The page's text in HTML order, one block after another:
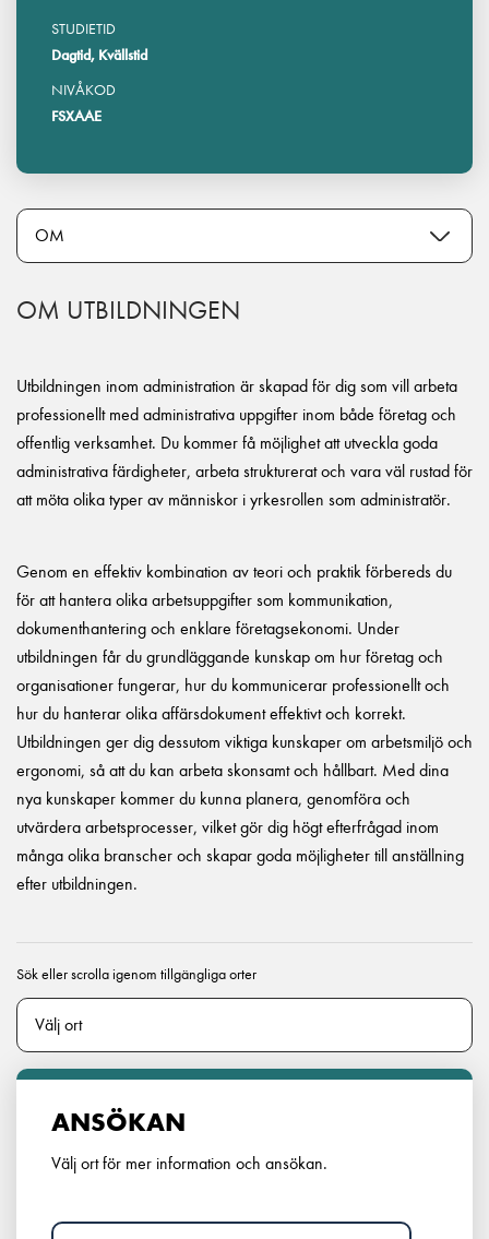
STUDIETID
Dagtid, Kvällstid
NIVÅKOD
FSXAAE
OM UTBILDNINGEN
Utbildningen inom administration är skapad för dig som vill arbeta
professionellt med administrativa uppgifter inom både företag och
offentlig verksamhet. Du kommer få möjlighet att utveckla goda
administrativa färdigheter, arbeta strukturerat och vara väl rustad för
att möta olika typer av människor i yrkesrollen som administratör.
Genom en effektiv kombination av teori och praktik förbereds du
för att hantera olika arbetsuppgifter som kommunikation,
dokumenthantering och enklare företagsekonomi. Under
utbildningen får du grundläggande kunskap om hur företag och
organisationer fungerar, hur du kommunicerar professionellt och
hur du hanterar olika affärsdokument effektivt och korrekt.
Utbildningen ger dig dessutom viktiga kunskaper om arbetsmiljö och
ergonomi, så att du kan arbeta skonsamt och hållbart. Med dina
nya kunskaper kommer du kunna planera, genomföra och
utvärdera arbetsprocesser, vilket gör dig högt efterfrågad inom
många olika branscher och skapar goda möjligheter till anställning
efter utbildningen.
Sök eller scrolla igenom tillgängliga orter
ANSÖKAN
Välj ort för mer information och ansökan.